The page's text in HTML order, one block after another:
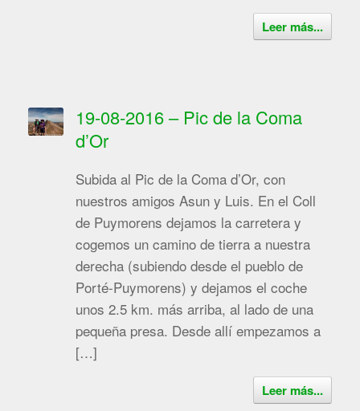
Leer más...
19-08-2016 – Pic de la Coma
d’Or
Subida al Pic de la Coma d’Or, con
nuestros amigos Asun y Luis. En el Coll
de Puymorens dejamos la carretera y
cogemos un camino de tierra a nuestra
derecha (subiendo desde el pueblo de
Porté-Puymorens) y dejamos el coche
unos 2.5 km. más arriba, al lado de una
pequeña presa. Desde allí empezamos a
[…]
Leer más...